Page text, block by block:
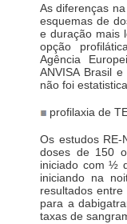
As diferenças
esquemas de
e duração mais
opção
Agência
ANVISA Brasil
não foi
profilaxia de
Os estudos RE-
doses de 150
iniciado com ½
iniciando na
resultados
para a
taxas de